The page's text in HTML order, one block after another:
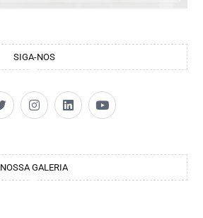
SIGA-NOS
NOSSA GALERIA